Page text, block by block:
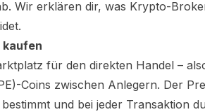
Wir erklären dir, was Krypto-
kaufen
für den direkten Handel –
-Coins zwischen Anlegern. Der
und bei jeder Transaktion